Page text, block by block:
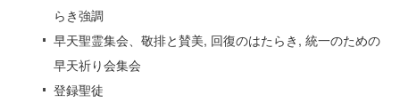
らき強調
早天聖霊集会、敬排と賛美, 回復のはたらき, 統一のための
早天祈り会集会
登録聖徒